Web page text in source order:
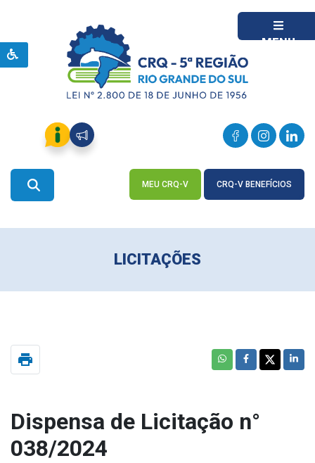
MENU
MEU CRQ-V CRQ-V BENEFÍCIOS
LICITAÇÕES
print
Dispensa de Licitação n°
038/2024